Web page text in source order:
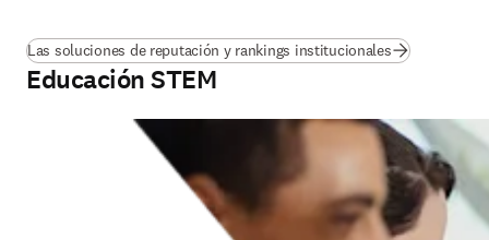
Las soluciones de reputación y rankings institucionales
Educación STEM